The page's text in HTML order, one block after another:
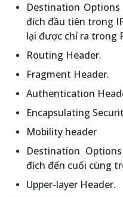
Destination
đích đầu tiên trong
lại được chỉ ra trong
Routing Header.
Fragment Header.
Authentication
Encapsulating
Mobility header
Destination
đích đến cuối cùng
Upper-layer Header.